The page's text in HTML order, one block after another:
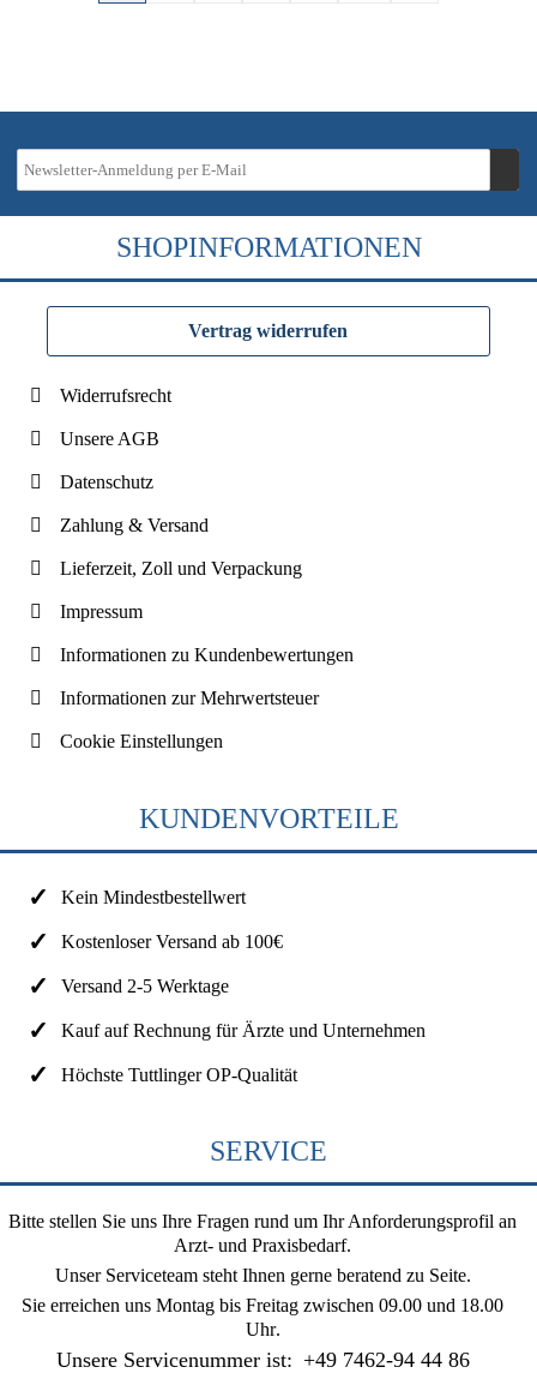
SHOPINFORMATIONEN
Vertrag widerrufen
Widerrufsrecht
Unsere AGB
Datenschutz
Zahlung & Versand
Lieferzeit, Zoll und Verpackung
Impressum
Informationen zu Kundenbewertungen
Informationen zur Mehrwertsteuer
Cookie Einstellungen
KUNDENVORTEILE
Kein Mindestbestellwert
Kostenloser Versand ab 100€
Versand 2-5 Werktage
Kauf auf Rechnung für Ärzte und Unternehmen
Höchste Tuttlinger OP-Qualität
SERVICE
Bitte stellen Sie uns Ihre Fragen rund um Ihr Anforderungsprofil an
Arzt- und Praxisbedarf.
Unser Serviceteam steht Ihnen gerne beratend zu Seite.
Sie erreichen uns Montag bis Freitag zwischen 09.00 und 18.00
Uhr.
Unsere Servicenummer ist: +49 7462-94 44 86